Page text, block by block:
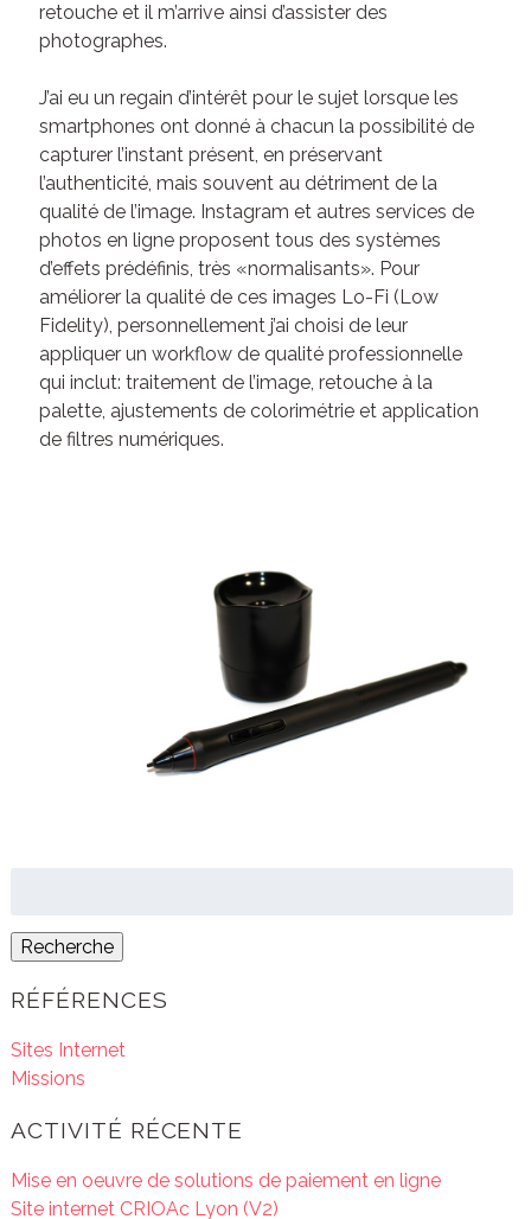
retouche et il m’arrive ainsi d’assister des
photographes.
J’ai eu un regain d’intérêt pour le sujet lorsque les
smartphones ont donné à chacun la possibilité de
capturer l’instant présent, en préservant
l’authenticité, mais souvent au détriment de la
qualité de l’image. Instagram et autres services de
photos en ligne proposent tous des systèmes
d’effets prédéfinis, très «normalisants». Pour
améliorer la qualité de ces images Lo-Fi (Low
Fidelity), personnellement j’ai choisi de leur
appliquer un workflow de qualité professionnelle
qui inclut: traitement de l’image, retouche à la
palette, ajustements de colorimétrie et application
de filtres numériques.
Recherche
RÉFÉRENCES
Sites Internet
Missions
ACTIVITÉ RÉCENTE
Mise en oeuvre de solutions de paiement en ligne
Site internet CRIOAc Lyon (V2)